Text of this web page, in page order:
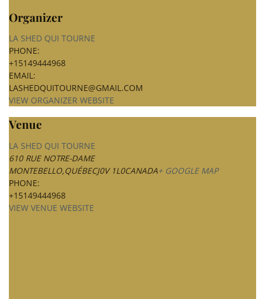
Organizer
LA SHED QUI TOURNE
PHONE:
+15149444968
EMAIL:
LASHEDQUITOURNE@GMAIL.COM
VIEW ORGANIZER WEBSITE
Venue
LA SHED QUI TOURNE
610 RUE NOTRE-DAME
MONTEBELLO,QUÉBECJ0V 1L0CANADA+ GOOGLE MAP
PHONE:
+15149444968
VIEW VENUE WEBSITE